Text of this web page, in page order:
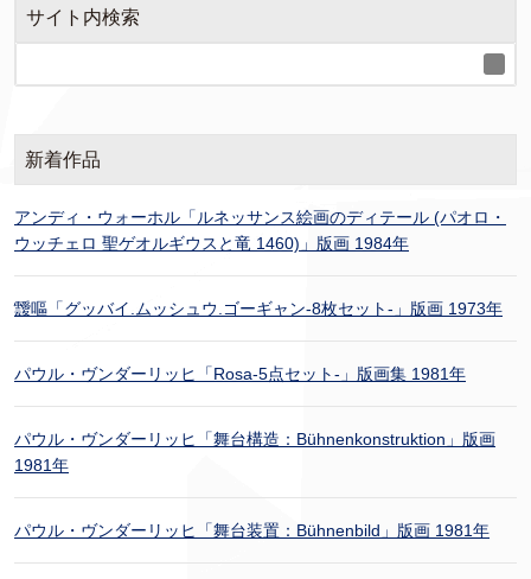
サイト内検索
新着作品
アンディ・ウォーホル「ルネッサンス絵画のディテール (パオロ・
ウッチェロ 聖ゲオルギウスと竜 1460)」版画 1984年
靉嘔「グッバイ.ムッシュウ.ゴーギャン-8枚セット-」版画 1973年
パウル・ヴンダーリッヒ「Rosa-5点セット-」版画集 1981年
パウル・ヴンダーリッヒ「舞台構造：Bühnenkonstruktion」版画
1981年
パウル・ヴンダーリッヒ「舞台装置：Bühnenbild」版画 1981年